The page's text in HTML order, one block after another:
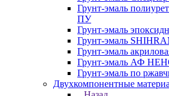
Грунт-эмаль
ПУ
Грунт-эмаль
Грунт-эмаль
Грунт-эмаль
Грунт-эмаль АФ
Грунт-эмаль по
Двухкомпонентные